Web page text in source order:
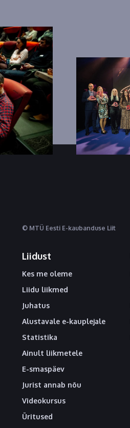
© MTÜ Eesti E-kaubanduse Liit
Liidust
Kes me oleme
Liidu liikmed
Juhatus
Alustavale e-kauplejale
Statistika
Ainult liikmetele
E-smaspäev
Jurist annab nõu
Videokursus
Üritused